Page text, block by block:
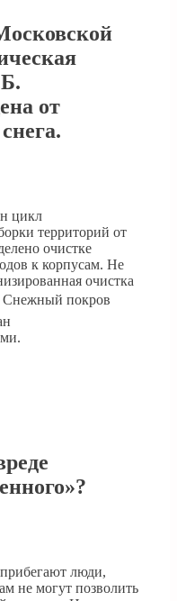
от
цикл
территорий от
очистке
к корпусам. Не
очистка
Снежный покров
люди,
не могут позволить